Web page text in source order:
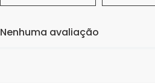
Nenhuma avaliação